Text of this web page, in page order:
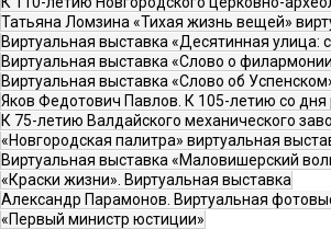
Татьяна Ломзина «Тихая жизнь вещей»
Виртуальная выставка «Десятинная улица:
Виртуальная выставка «Слово о
Виртуальная выставка «Слово об
Яков Федотович Павлов. К 105-летию со
К 75-летию Валдайского механического
«Новгородская палитра» виртуальная
Виртуальная выставка «Маловишерский
«Краски жизни». Виртуальная выставка
Александр Парамонов. Виртуальная
«Первый министр юстиции»